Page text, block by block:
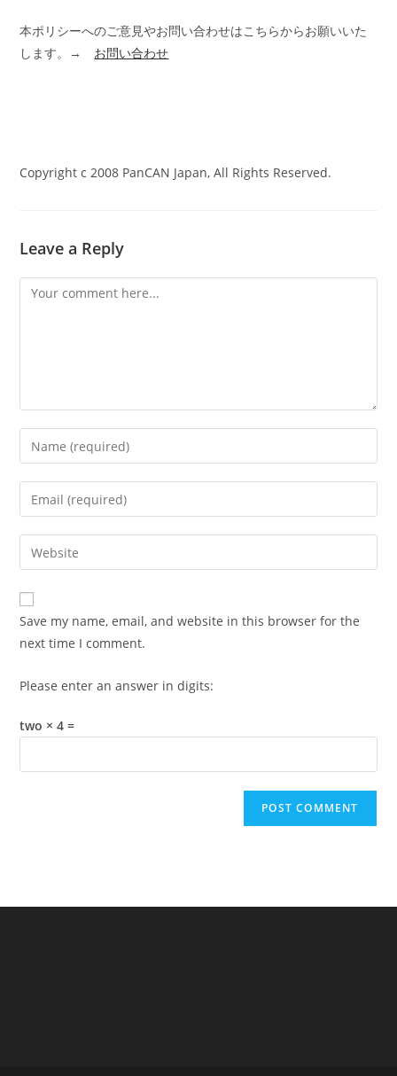
本ポリシーへのご意見やお問い合わせはこちらからお願いいた
します。→ お問い合わせ
Copyright c 2008 PanCAN Japan, All Rights Reserved.
Leave a Reply
Comment
Enter
your
name
comment
Enter
your
email
address
comment
Enter
your
website
URL
(optional)
Save my name, email, and website in this browser for the
next time I comment.
Please enter an answer in digits:
two × 4 =